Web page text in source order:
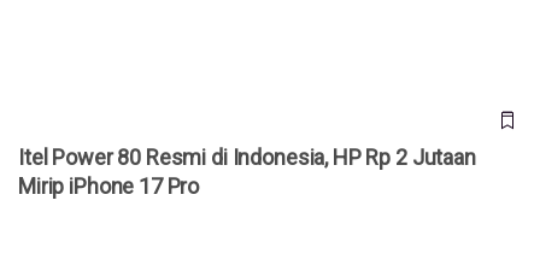
Itel Power 80 Resmi di Indonesia, HP Rp 2 Jutaan
Mirip iPhone 17 Pro